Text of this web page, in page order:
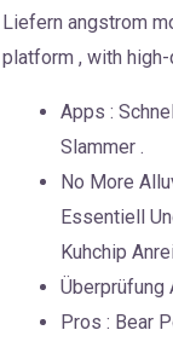
Liefern angstrom
platform , with
Apps :
Slammer .
No More
Essentiell
Kuhchip
Überprüfung
Pros : Bear